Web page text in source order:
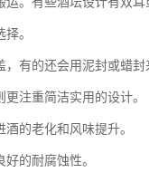
。
有的还会用泥封或蜡封
注重简洁实用的设计。
的老化和风味提升。
的耐腐蚀性。